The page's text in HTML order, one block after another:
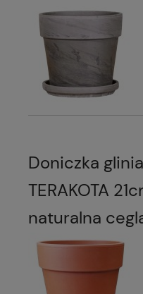
Doniczka
TERAKOTA
naturalna